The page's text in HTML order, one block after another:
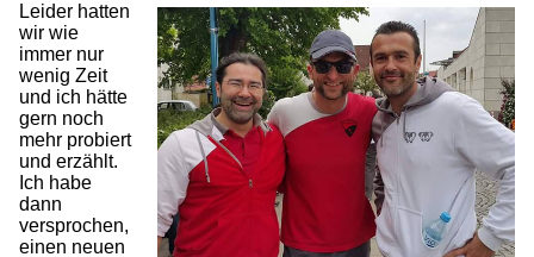
Leider hatten
wir wie
immer nur
wenig Zeit
und ich hätte
gern noch
mehr probiert
und erzählt.
Ich habe
dann
versprochen,
einen neuen